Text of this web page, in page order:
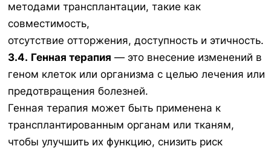
методами трансплантации, такие как
совместимость,
отсутствие отторжения, доступность и этичность.
3.4. Генная терапия — это внесение изменений в
геном клеток или организма с целью лечения или
предотвращения болезней.
Генная терапия может быть применена к
трансплантированным органам или тканям,
чтобы улучшить их функцию, снизить риск